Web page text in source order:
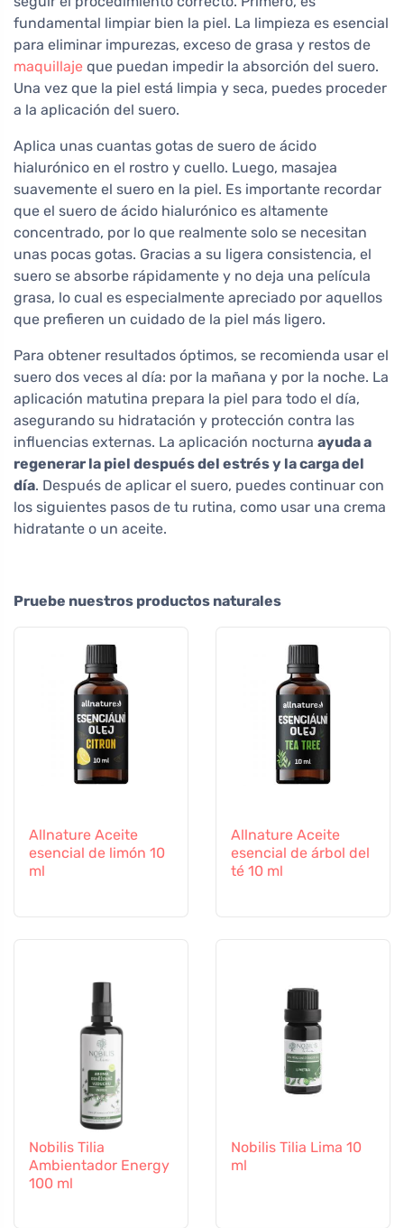
fundamental limpiar bien la piel. La limpieza es esencial
para eliminar impurezas, exceso de grasa y restos de
maquillaje que puedan impedir la absorción del suero.
Una vez que la piel está limpia y seca, puedes proceder
a la aplicación del suero.
Aplica unas cuantas gotas de suero de ácido
hialurónico en el rostro y cuello. Luego, masajea
suavemente el suero en la piel. Es importante recordar
que el suero de ácido hialurónico es altamente
concentrado, por lo que realmente solo se necesitan
unas pocas gotas. Gracias a su ligera consistencia, el
suero se absorbe rápidamente y no deja una película
grasa, lo cual es especialmente apreciado por aquellos
que prefieren un cuidado de la piel más ligero.
Para obtener resultados óptimos, se recomienda usar el
suero dos veces al día: por la mañana y por la noche. La
aplicación matutina prepara la piel para todo el día,
asegurando su hidratación y protección contra las
influencias externas. La aplicación nocturna ayuda a
regenerar la piel después del estrés y la carga del
día. Después de aplicar el suero, puedes continuar con
los siguientes pasos de tu rutina, como usar una crema
hidratante o un aceite.
Pruebe nuestros productos naturales
Allnature Aceite
esencial de limón 10
ml
Allnature Aceite
esencial de árbol del
té 10 ml
Nobilis Tilia
Ambientador Energy
100 ml
Nobilis Tilia Lima 10
ml